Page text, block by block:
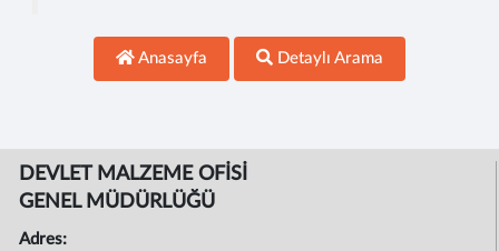
Anasayfa Detaylı Arama
DEVLET MALZEME OFİSİ
GENEL MÜDÜRLÜĞÜ
Adres: